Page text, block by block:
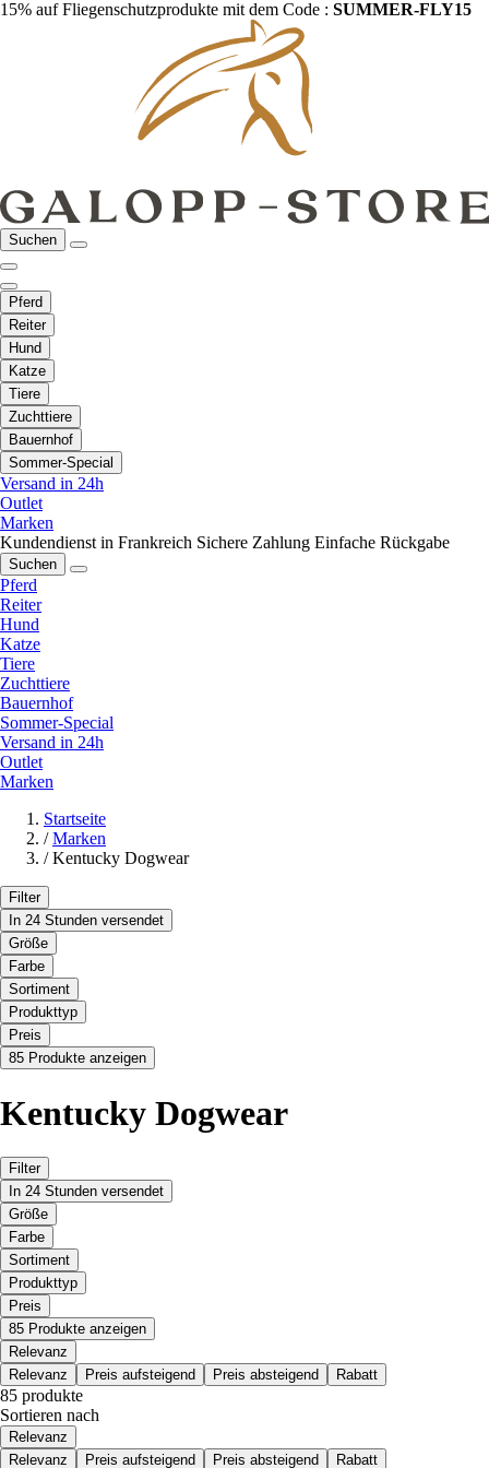
15% auf Fliegenschutzprodukte mit dem Code : SUMMER-FLY15
Suchen
Pferd
Reiter
Hund
Katze
Tiere
Zuchttiere
Bauernhof
Sommer-Special
Versand in 24h
Outlet
Marken
Kundendienst in Frankreich Sichere Zahlung Einfache Rückgabe
Suchen
Pferd
Reiter
Hund
Katze
Tiere
Zuchttiere
Bauernhof
Sommer-Special
Versand in 24h
Outlet
Marken
Startseite
/ Marken
/ Kentucky Dogwear
Filter
In 24 Stunden versendet
Größe
Farbe
Sortiment
Produkttyp
Preis
85 Produkte anzeigen
Kentucky Dogwear
Filter
In 24 Stunden versendet
Größe
Farbe
Sortiment
Produkttyp
Preis
85 Produkte anzeigen
Relevanz
Relevanz
Preis aufsteigend Preis absteigend Rabatt
85 produkte
Sortieren nach
Relevanz
Relevanz
Preis aufsteigend Preis absteigend Rabatt